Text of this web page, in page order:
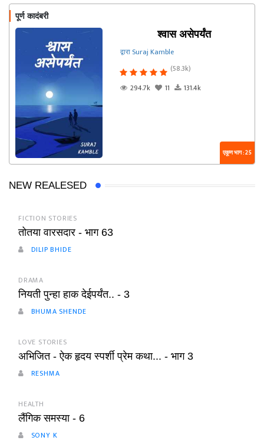
पूर्ण कादंबरी
श्वास असेपर्यंत
द्वारा Suraj Kamble
(58.3k)
294.7k
11 131.4k
एकूण भाग : 25
NEW REALESED
FICTION STORIES
तोतया वारसदार - भाग 63
DILIP BHIDE
DRAMA
नियती पुन्हा हाक देईपर्यंत.. - 3
BHUMA SHENDE
LOVE STORIES
अभिजित - ऐक हृदय स्पर्शी प्रेम कथा... - भाग 3
RESHMA
HEALTH
लैंगिक समस्या - 6
SONY K